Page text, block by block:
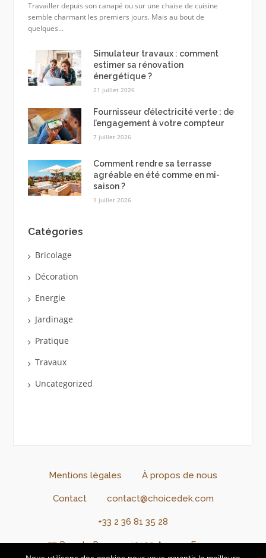
Travailler depuis son canapé ou sur une chaise de cuisine
semble charmant les premiers jours. Mais au bout de
quelques...
Simulateur travaux : comment
estimer sa rénovation
énergétique ?
21 juillet 2026
Fournisseur d’électricité verte : de
l’engagement à votre compteur
7 juillet 2026
Comment rendre sa terrasse
agréable en été comme en mi-
saison ?
1 juillet 2026
Catégories
Bricolage
Décoration
Energie
Jardinage
Pratique
Travaux
Uncategorized
Mentions légales À propos de nous
Contact contact@choicedek.com
+33 2 36 81 35 28
57 Rue de Rennes, 49100 Angers, France